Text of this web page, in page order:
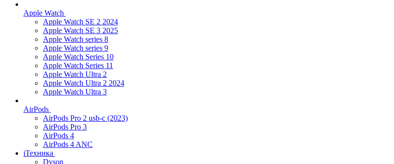
Apple Watch
Apple Watch SE 2 2024
Apple Watch SE 3 2025
Apple Watch series 8
Apple Watch series 9
Apple Watch Series 10
Apple Watch Series 11
Apple Watch Ultra 2
Apple Watch Ultra 2 2024
Apple Watch Ultra 3
AirPods
AirPods Pro 2 usb-c (2023)
AirPods Pro 3
AirPods 4
AirPods 4 ANC
iТехника
Dyson